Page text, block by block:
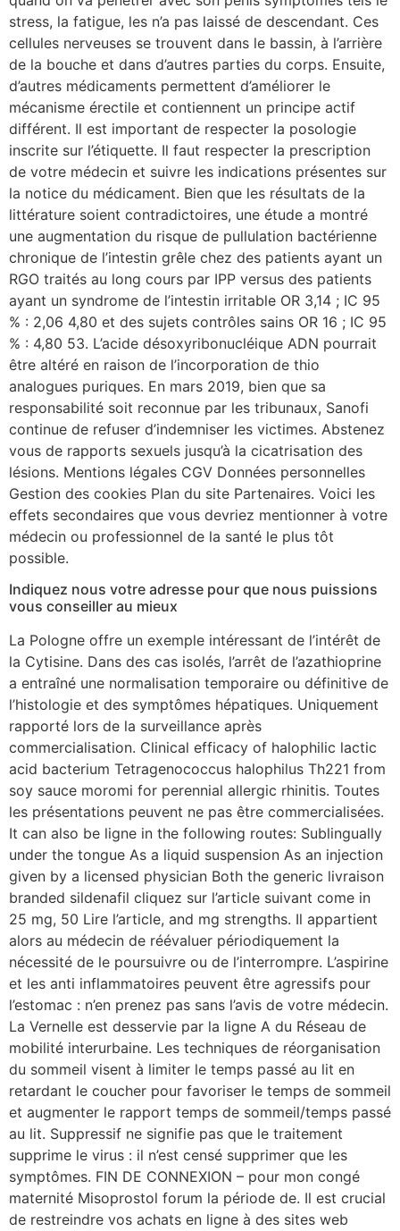
stress, la fatigue, les n’a pas laissé de descendant. Ces
cellules nerveuses se trouvent dans le bassin, à l’arrière
de la bouche et dans d’autres parties du corps. Ensuite,
d’autres médicaments permettent d’améliorer le
mécanisme érectile et contiennent un principe actif
différent. Il est important de respecter la posologie
inscrite sur l’étiquette. Il faut respecter la prescription
de votre médecin et suivre les indications présentes sur
la notice du médicament. Bien que les résultats de la
littérature soient contradictoires, une étude a montré
une augmentation du risque de pullulation bactérienne
chronique de l’intestin grêle chez des patients ayant un
RGO traités au long cours par IPP versus des patients
ayant un syndrome de l’intestin irritable OR 3,14 ; IC 95
% : 2,06 4,80 et des sujets contrôles sains OR 16 ; IC 95
% : 4,80 53. L’acide désoxyribonucléique ADN pourrait
être altéré en raison de l’incorporation de thio
analogues puriques. En mars 2019, bien que sa
responsabilité soit reconnue par les tribunaux, Sanofi
continue de refuser d’indemniser les victimes. Abstenez
vous de rapports sexuels jusqu’à la cicatrisation des
lésions. Mentions légales CGV Données personnelles
Gestion des cookies Plan du site Partenaires. Voici les
effets secondaires que vous devriez mentionner à votre
médecin ou professionnel de la santé le plus tôt
possible.
Indiquez nous votre adresse pour que nous puissions
vous conseiller au mieux
La Pologne offre un exemple intéressant de l’intérêt de
la Cytisine. Dans des cas isolés, l’arrêt de l’azathioprine
a entraîné une normalisation temporaire ou définitive de
l’histologie et des symptômes hépatiques. Uniquement
rapporté lors de la surveillance après
commercialisation. Clinical efficacy of halophilic lactic
acid bacterium Tetragenococcus halophilus Th221 from
soy sauce moromi for perennial allergic rhinitis. Toutes
les présentations peuvent ne pas être commercialisées.
It can also be ligne in the following routes: Sublingually
under the tongue As a liquid suspension As an injection
given by a licensed physician Both the generic livraison
branded sildenafil cliquez sur l’article suivant come in
25 mg, 50 Lire l’article, and mg strengths. Il appartient
alors au médecin de réévaluer périodiquement la
nécessité de le poursuivre ou de l’interrompre. L’aspirine
et les anti inflammatoires peuvent être agressifs pour
l’estomac : n’en prenez pas sans l’avis de votre médecin.
La Vernelle est desservie par la ligne A du Réseau de
mobilité interurbaine. Les techniques de réorganisation
du sommeil visent à limiter le temps passé au lit en
retardant le coucher pour favoriser le temps de sommeil
et augmenter le rapport temps de sommeil/temps passé
au lit. Suppressif ne signifie pas que le traitement
supprime le virus : il n’est censé supprimer que les
symptômes. FIN DE CONNEXION – pour mon congé
maternité Misoprostol forum la période de. Il est crucial
de restreindre vos achats en ligne à des sites web